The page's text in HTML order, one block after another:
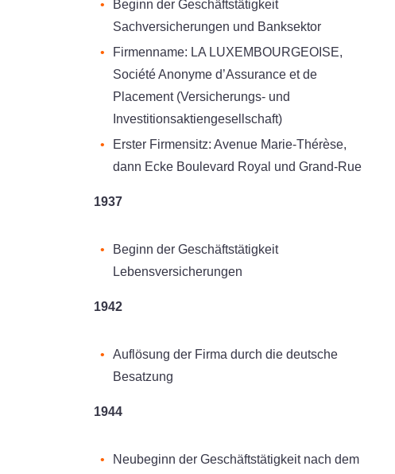
Beginn der Geschäftstätigkeit
Sachversicherungen und Banksektor
Firmenname: LA LUXEMBOURGEOISE,
Société Anonyme d’Assurance et de
Placement (Versicherungs- und
Investitionsaktiengesellschaft)
Erster Firmensitz: Avenue Marie-Thérèse,
dann Ecke Boulevard Royal und Grand-Rue
1937
Beginn der Geschäftstätigkeit
Lebensversicherungen
1942
Auflösung der Firma durch die deutsche
Besatzung
1944
Neubeginn der Geschäftstätigkeit nach dem